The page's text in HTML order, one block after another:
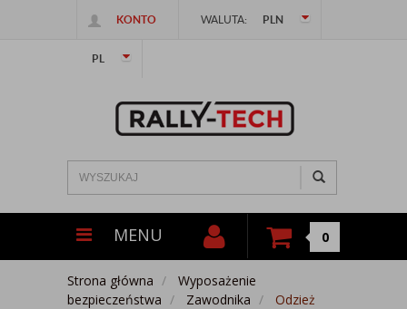
KONTO WALUTA: PLN
PL
MENU 0
Strona główna
Wyposażenie
bezpieczeństwa
Zawodnika
Odzież